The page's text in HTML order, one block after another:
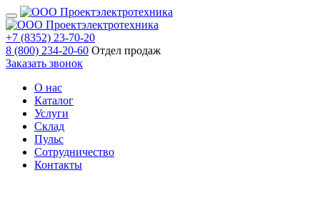
+7 (8352) 23-70-20
8 (800) 234-20-60 Отдел продаж
Заказать звонок
О нас
Каталог
Услуги
Склад
Пульс
Сотрудничество
Контакты